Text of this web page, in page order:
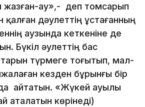
жазған-ау»,- деп томсарып
дәулеттің ұстағанның
аузында кеткеніне де
Бүкіл әулеттің бас
түрмеге тоғытып, мал-
кезден бұрынғы бір
айтатын. «Жүкей ауылы
аталатын көрінеді)